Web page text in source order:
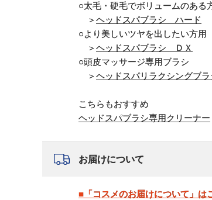
○太毛・硬毛でボリュームのある
＞ヘッドスパブラシ ハード
○より美しいツヤを出したい方用
＞ヘッドスパブラシ ＤＸ
○頭皮マッサージ専用ブラシ
＞ヘッドスパリラクシングブラ
こちらもおすすめ
ヘッドスパブラシ専用クリーナー
お届けについて
■「コスメのお届けについて」は